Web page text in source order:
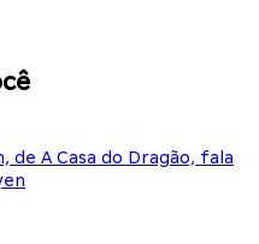
A Casa do Dragão, fala